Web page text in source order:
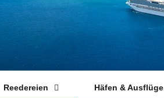
Reedereien Häfen & Ausflüge